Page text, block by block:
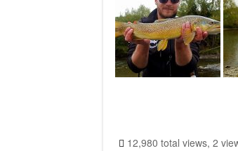
12,980 total views, 2